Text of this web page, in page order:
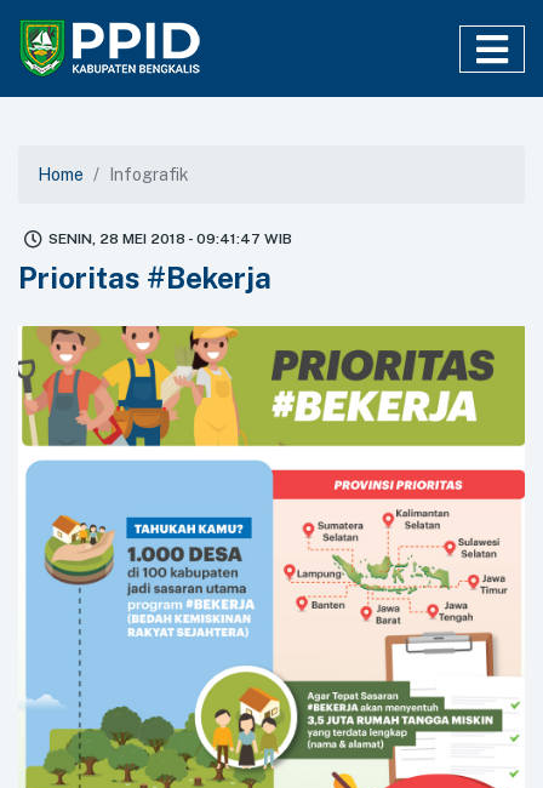
Home Infografik
SENIN, 28 MEI 2018 - 09:41:47 WIB
Prioritas #Bekerja